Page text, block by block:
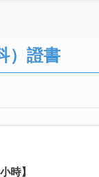
）證書
時】